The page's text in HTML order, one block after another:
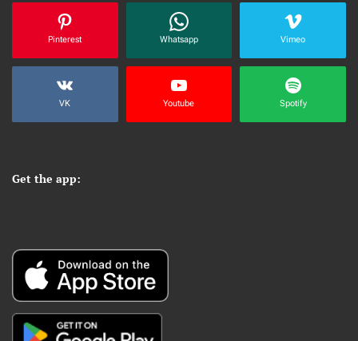
Pinterest Whatsapp Vimeo
VK Youtube Spotify
Get the app: